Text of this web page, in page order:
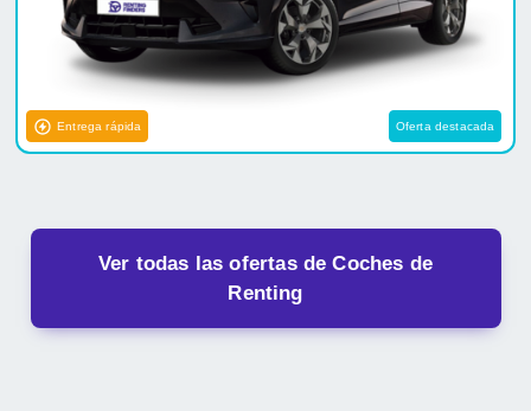
Entrega rápida Oferta destacada
Ver todas las ofertas de Coches de
Renting